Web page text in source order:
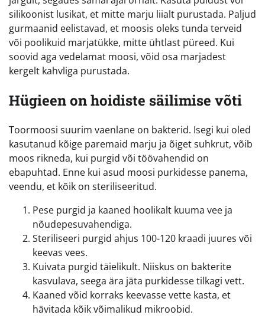
silikoonist lusikat, et mitte marju liialt purustada. Paljud
gurmaanid eelistavad, et moosis oleks tunda terveid
või poolikuid marjatükke, mitte ühtlast püreed. Kui
soovid aga vedelamat moosi, võid osa marjadest
kergelt kahvliga purustada.
Hügieen on hoidiste säilimise võti
Toormoosi suurim vaenlane on bakterid. Isegi kui oled
kasutanud kõige paremaid marju ja õiget suhkrut, võib
moos rikneda, kui purgid või töövahendid on
ebapuhtad. Enne kui asud moosi purkidesse panema,
veendu, et kõik on steriliseeritud.
Pese purgid ja kaaned hoolikalt kuuma vee ja
nõudepesuvahendiga.
Steriliseeri purgid ahjus 100-120 kraadi juures või
keevas vees.
Kuivata purgid täielikult. Niiskus on bakterite
kasvulava, seega ära jäta purkidesse tilkagi vett.
Kaaned võid korraks keevasse vette kasta, et
hävitada kõik võimalikud mikroobid.